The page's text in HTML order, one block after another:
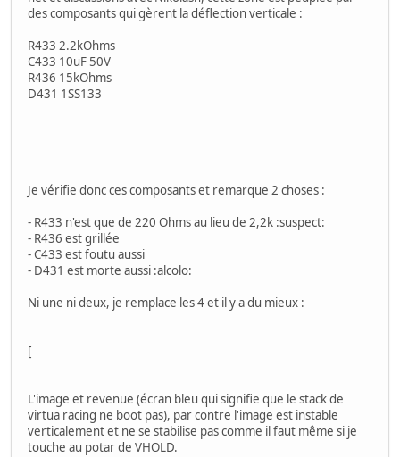
des composants qui gèrent la déflection verticale :
R433 2.2kOhms
C433 10uF 50V
R436 15kOhms
D431 1SS133
Je vérifie donc ces composants et remarque 2 choses :
- R433 n'est que de 220 Ohms au lieu de 2,2k :suspect:
- R436 est grillée
- C433 est foutu aussi
- D431 est morte aussi :alcolo:
Ni une ni deux, je remplace les 4 et il y a du mieux :
[
L'image et revenue (écran bleu qui signifie que le stack de
virtua racing ne boot pas), par contre l'image est instable
verticalement et ne se stabilise pas comme il faut même si je
touche au potar de VHOLD.